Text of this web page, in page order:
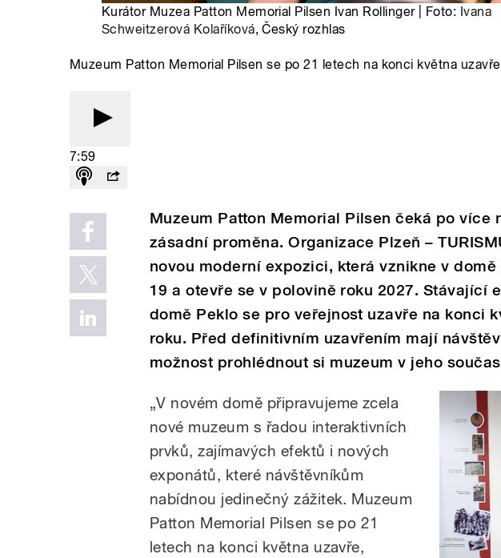
Kurátor Muzea Patton Memorial Pilsen Ivan Rollinger | Foto: Ivana
Schweitzerová Kolaříková, Český rozhlas
Muzeum Patton Memorial Pilsen se po 21 letech na konci května
7:59
Muzeum Patton Memorial Pilsen čeká po více
zásadní proměna. Organizace Plzeň –
novou moderní expozici, která vznikne v
19 a otevře se v polovině roku 2027. Stávající
domě Peklo se pro veřejnost uzavře na konci
roku. Před definitivním uzavřením mají
možnost prohlédnout si muzeum v jeho
„V novém domě připravujeme zcela
nové muzeum s řadou interaktivních
prvků, zajímavých efektů i nových
exponátů, které návštěvníkům
nabídnou jedinečný zážitek. Muzeum
Patton Memorial Pilsen se po 21
letech na konci května uzavře,